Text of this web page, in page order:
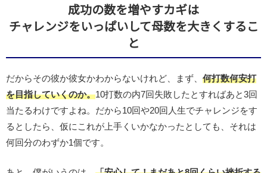
成功の数を増やすカギは
チャレンジをいっぱいして母数を大きくするこ
と
だからその彼か彼女かわからないけれど、まず、 何打数何安打
を目指していくのか。10打数の内7回失敗したとすればあと3回
当たるわけですよね。だから10回や20回人生でチャレンジをす
るとしたら、仮にこれが上手くいかなかったとしても、それは
何回分のわずか1個です。